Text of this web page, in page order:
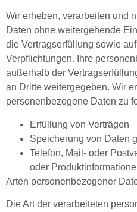
Wir erheben, verarbeiten und
Daten ohne weitergehende
die Vertragserfüllung sowie
Verpflichtungen. Ihre
außerhalb der
an Dritte weitergegeben. Wir
personenbezogene Daten zu
Erfüllung von Verträgen
Speicherung von Daten
Telefon, Mail- oder
oder
Arten personenbezogener
Die Art der verarbeiteten